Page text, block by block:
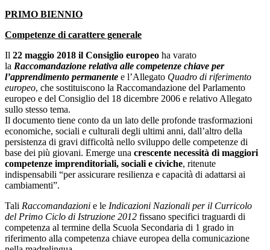
PRIMO BIENNIO
Competenze di carattere generale
Il 22 maggio 2018 il Consiglio europeo ha varato
la Raccomandazione relativa alle competenze chiave per
l’apprendimento permanente e l’Allegato Quadro di riferimento
europeo, che sostituiscono la Raccomandazione del Parlamento
europeo e del Consiglio del 18 dicembre 2006 e relativo Allegato
sullo stesso tema.
Il documento tiene conto da un lato delle profonde trasformazioni
economiche, sociali e culturali degli ultimi anni, dall’altro della
persistenza di gravi difficoltà nello sviluppo delle competenze di
base dei più giovani. Emerge una crescente necessità di maggiori
competenze imprenditoriali, sociali e civiche, ritenute
indispensabili “per assicurare resilienza e capacità di adattarsi ai
cambiamenti”.
Tali Raccomandazioni e le Indicazioni Nazionali per il Curricolo
del Primo Ciclo di Istruzione 2012 fissano specifici traguardi di
competenza al termine della Scuola Secondaria di 1 grado in
riferimento alla competenza chiave europea della comunicazione